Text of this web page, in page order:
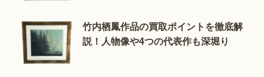
竹内栖鳳作品の買取ポイントを徹底解
説！人物像や4つの代表作も深堀り